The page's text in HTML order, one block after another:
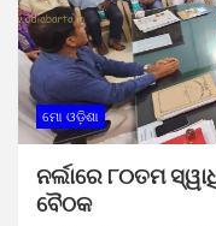
ମୋ ଓଡ଼ିଶା
ନର୍ଲାରେ ୮୦ତମ
ବୈଠକ